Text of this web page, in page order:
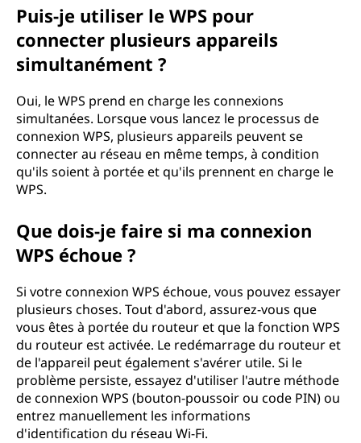
Puis-je utiliser le WPS pour
connecter plusieurs appareils
simultanément ?
Oui, le WPS prend en charge les connexions
simultanées. Lorsque vous lancez le processus de
connexion WPS, plusieurs appareils peuvent se
connecter au réseau en même temps, à condition
qu'ils soient à portée et qu'ils prennent en charge le
WPS.
Que dois-je faire si ma connexion
WPS échoue ?
Si votre connexion WPS échoue, vous pouvez essayer
plusieurs choses. Tout d'abord, assurez-vous que
vous êtes à portée du routeur et que la fonction WPS
du routeur est activée. Le redémarrage du routeur et
de l'appareil peut également s'avérer utile. Si le
problème persiste, essayez d'utiliser l'autre méthode
de connexion WPS (bouton-poussoir ou code PIN) ou
entrez manuellement les informations
d'identification du réseau Wi-Fi.